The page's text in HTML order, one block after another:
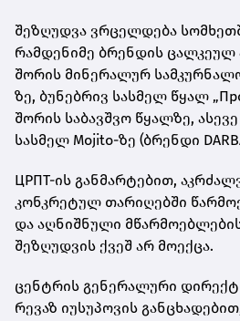
შეზღუდვა ვრცელდება
რამდენიმე ბრენდის ცალკეულ
შორის მინერალურ
ზე, ბუნებრივ სასმელ წყალ
შორის საბავშვო წყალზე,
სასმელ Mojito-ზე (ბრენდი
ЦРПТ-ის განმარტებით,
კონკრეტულ თარიღებში
და აღნიშნული
შეზღუდვის ქვეშ არ მოექცა.
ცენტრის გენერალური
რევაზ იუსუპოვის